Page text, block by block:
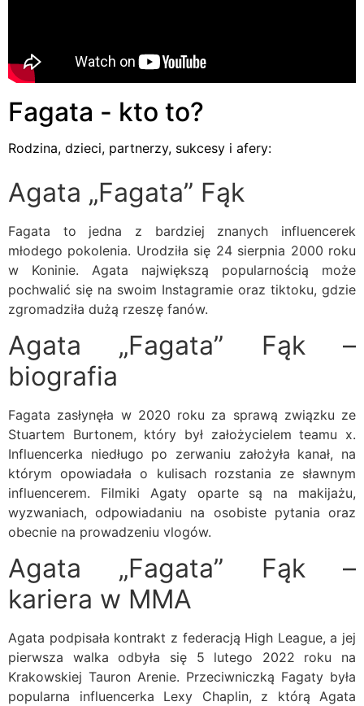
Fagata - kto to?
Rodzina, dzieci, partnerzy, sukcesy i afery:
Agata „Fagata” Fąk
Fagata to jedna z bardziej znanych influencerek
młodego pokolenia. Urodziła się 24 sierpnia 2000 roku
w Koninie. Agata największą popularnością może
pochwalić się na swoim Instagramie oraz tiktoku, gdzie
zgromadziła dużą rzeszę fanów.
Agata „Fagata” Fąk –
biografia
Fagata zasłynęła w 2020 roku za sprawą związku ze
Stuartem Burtonem, który był założycielem teamu x.
Influencerka niedługo po zerwaniu założyła kanał, na
którym opowiadała o kulisach rozstania ze sławnym
influencerem. Filmiki Agaty oparte są na makijażu,
wyzwaniach, odpowiadaniu na osobiste pytania oraz
obecnie na prowadzeniu vlogów.
Agata „Fagata” Fąk –
kariera w MMA
Agata podpisała kontrakt z federacją High League, a jej
pierwsza walka odbyła się 5 lutego 2022 roku na
Krakowskiej Tauron Arenie. Przeciwniczką Fagaty była
popularna influencerka Lexy Chaplin, z którą Agata